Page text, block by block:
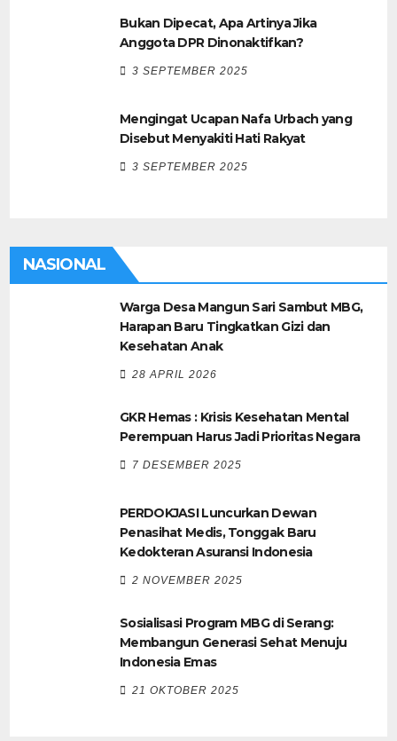
Bukan Dipecat, Apa Artinya Jika
Anggota DPR Dinonaktifkan?
3 SEPTEMBER 2025
Mengingat Ucapan Nafa Urbach yang
Disebut Menyakiti Hati Rakyat
3 SEPTEMBER 2025
NASIONAL
Warga Desa Mangun Sari Sambut MBG,
Harapan Baru Tingkatkan Gizi dan
Kesehatan Anak
28 APRIL 2026
GKR Hemas : Krisis Kesehatan Mental
Perempuan Harus Jadi Prioritas Negara
7 DESEMBER 2025
PERDOKJASI Luncurkan Dewan
Penasihat Medis, Tonggak Baru
Kedokteran Asuransi Indonesia
2 NOVEMBER 2025
Sosialisasi Program MBG di Serang:
Membangun Generasi Sehat Menuju
Indonesia Emas
21 OKTOBER 2025